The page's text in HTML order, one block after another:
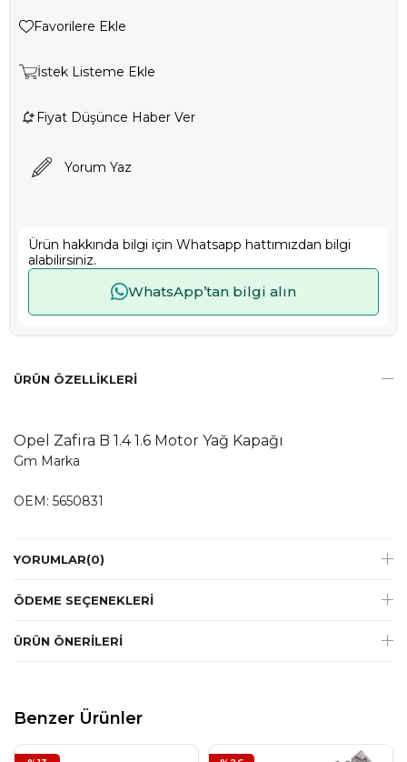
Favorilere Ekle
İstek Listeme Ekle
Fiyat Düşünce Haber Ver
Yorum Yaz
Ürün hakkında bilgi için Whatsapp hattımızdan bilgi
alabilirsiniz.
WhatsApp’tan bilgi alın
ÜRÜN ÖZELLIKLERI
Opel Zafira B 1.4 1.6 Motor Yağ Kapağı
Gm Marka
OEM: 5650831
YORUMLAR(0)
ÖDEME SEÇENEKLERI
ÜRÜN ÖNERILERI
Benzer Ürünler